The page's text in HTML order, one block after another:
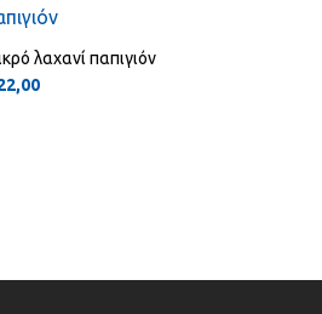
λαχανί παπιγιόν